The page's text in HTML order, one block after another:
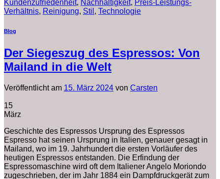
Kundenzufriedenheit, Nachhaltigkeit, Preis-Leistungs-
Verhältnis, Reinigung, Stil , Technologie
Blog
Der Siegeszug des Espressos: Von
Mailand in die Welt
Veröffentlicht am 15. März 2024 von Carsten
15
März
Geschichte des Espressos Ursprung des Espressos
Espresso hat seinen Ursprung in Italien, genauer gesagt in
Mailand, wo im 19. Jahrhundert die ersten Vorläufer des
heutigen Espressos entstanden. Die Erfindung der
Espressomaschine wird oft dem Italiener Angelo Moriondo
zugeschrieben, der im Jahr 1884 ein Dampfdruckgerät zum